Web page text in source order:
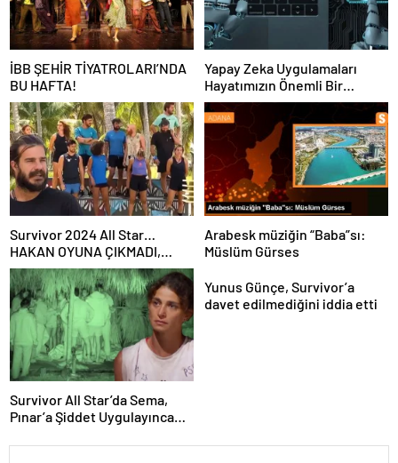
İBB ŞEHİR TİYATROLARI’NDA
BU HAFTA!
Yapay Zeka Uygulamaları
Hayatımızın Önemli Bir
Parçası Haline Geliyor
Survivor 2024 All Star…
HAKAN OYUNA ÇIKMADI,
İKİNCİ ELEME ADAYI KİM
OLDU?
Arabesk müziğin “Baba”sı:
Müslüm Gürses
Survivor All Star’da Sema,
Pınar’a Şiddet Uygulayınca
Yunus Günçe, Survivor’a
davet edilmediğini iddia etti